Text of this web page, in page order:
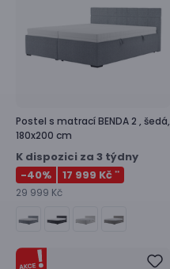
Postel s matracíBENDA 2 , šedá,
180x200 cm
K dispozici za 3 týdny
-40% 17 999 Kč **
29 999 Kč